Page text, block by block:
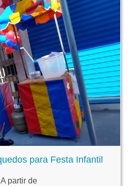
para Festa Infantil
A partir de